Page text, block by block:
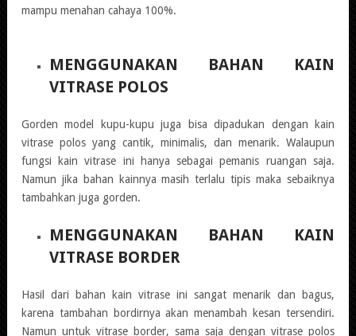
mampu menahan cahaya 100%.
MENGGUNAKAN BAHAN KAIN
VITRASE POLOS
Gorden model kupu-kupu juga bisa dipadukan dengan kain
vitrase polos yang cantik, minimalis, dan menarik. Walaupun
fungsi kain vitrase ini hanya sebagai pemanis ruangan saja.
Namun jika bahan kainnya masih terlalu tipis maka sebaiknya
tambahkan juga gorden.
MENGGUNAKAN BAHAN KAIN
VITRASE BORDER
Hasil dari bahan kain vitrase ini sangat menarik dan bagus,
karena tambahan bordirnya akan menambah kesan tersendiri.
Namun untuk vitrase border, sama saja dengan vitrase polos